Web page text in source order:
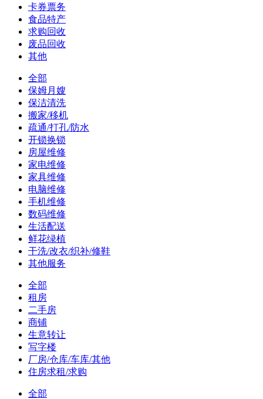
卡券票务
食品特产
求购回收
废品回收
其他
全部
保姆月嫂
保洁清洗
搬家/移机
疏通/打孔/防水
开锁换锁
房屋维修
家电维修
家具维修
电脑维修
手机维修
数码维修
生活配送
鲜花绿植
干洗/改衣/织补/修鞋
其他服务
全部
租房
二手房
商铺
生意转让
写字楼
厂房/仓库/车库/其他
住房求租/求购
全部